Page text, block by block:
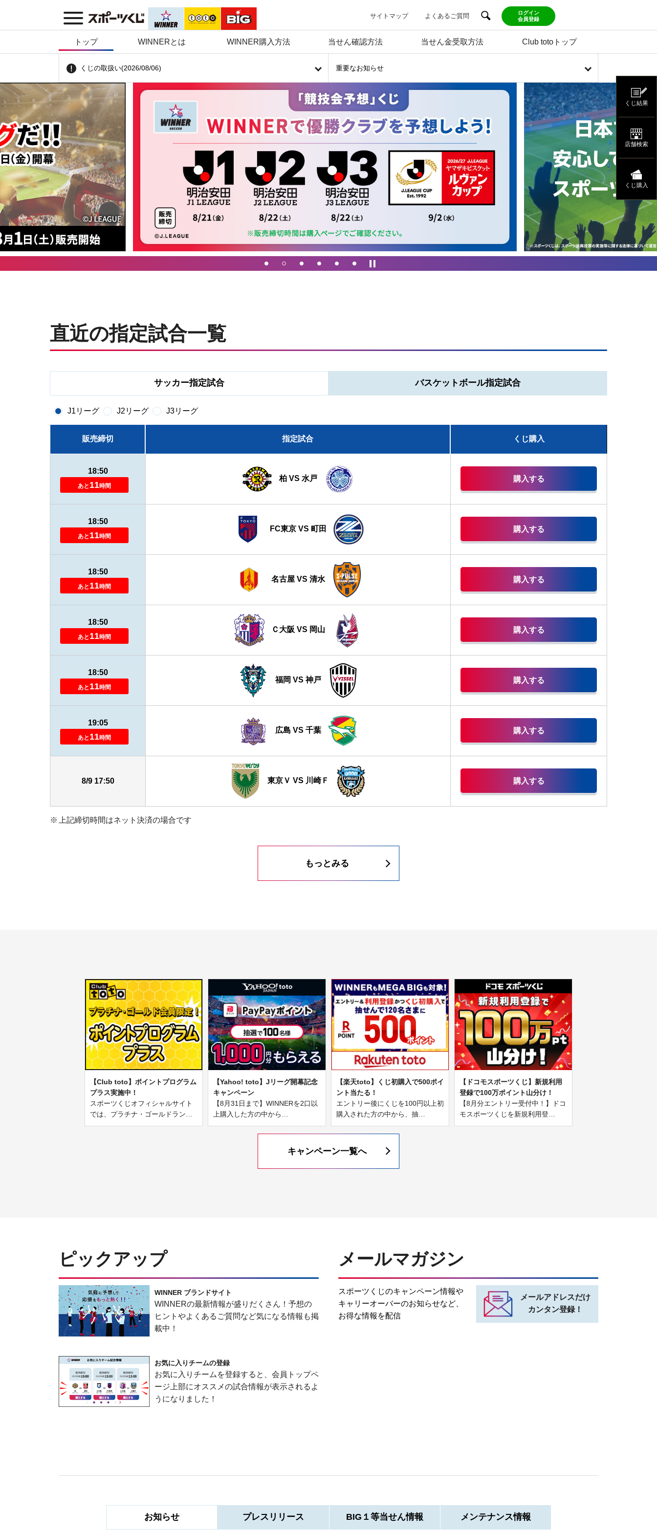
サイトマップ よくあるご質問
ログイン
会員登録
トップ WINNERとは WINNER購入方法 当せん確認方法 当せん金受取方法 Club totoトップ
くじの取扱い(2026/08/06) 重要なお知らせ
直近の指定試合一覧
サッカー指定試合 バスケットボール指定試合
J1リーグ J2リーグ J3リーグ
販売締切 指定試合 くじ購入
18:50
あと 11時間
柏 VS 水戸 購入する
18:50
あと 11時間
FC東京 VS 町田 購入する
18:50
あと 11時間
名古屋 VS 清水 購入する
18:50
あと 11時間
Ｃ大阪 VS 岡山 購入する
18:50
あと 11時間
福岡 VS 神戸 購入する
19:05
あと 11時間
広島 VS 千葉 購入する
8/9 17:50 東京Ｖ VS 川崎Ｆ 購入する
上記締切時間はネット決済の場合です
もっとみる
【Club toto】ポイントプログラム
プラス実施中！
スポーツくじオフィシャルサイト
では、プラチナ・ゴールドラン…
【Yahoo! toto】Jリーグ開幕記念
キャンペーン
【8月31日まで】WINNERを2口以
上購入した方の中から…
【楽天toto】くじ初購入で500ポイ
ント当たる！
エントリー後にくじを100円以上初
購入された方の中から、抽…
【ドコモスポーツくじ】新規利用
登録で100万ポイント山分け！
【8月分エントリー受付中！】ドコ
モスポーツくじを新規利用登…
キャンペーン一覧へ
ピックアップ
WINNER ブランドサイト
WINNERの最新情報が盛りだくさん！予想の
ヒントやよくあるご質問など気になる情報も掲
載中！
お気に入りチームの登録
お気に入りチームを登録すると、会員トップペ
ージ上部にオススメの試合情報が表示されるよ
うになりました！
メールマガジン
スポーツくじのキャンペーン情報や
キャリーオーバーのお知らせなど、
お得な情報を配信
メールアドレスだけ
カンタン登録！
お知らせ プレス リリース BIG１等当せん情報 メンテナンス情報
くじ結果
店舗検索
くじ購入